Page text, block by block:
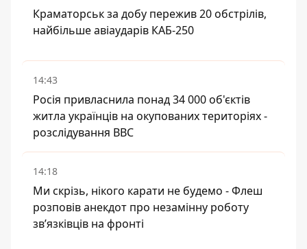
Краматорськ за добу пережив 20 обстрілів,
найбільше авіаударів КАБ-250
14:43
Росія привласнила понад 34 000 об'єктів
житла українців на окупованих територіях -
розслідування BBC
14:18
Ми скрізь, нікого карати не будемо - Флеш
розповів анекдот про незамінну роботу
зв’язківців на фронті